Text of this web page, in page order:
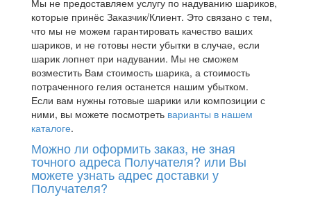
которые принёс Заказчик/Клиент. Это связано с тем,
что мы не можем гарантировать качество ваших
шариков, и не готовы нести убытки в случае, если
шарик лопнет при надувании. Мы не сможем
возместить Вам стоимость шарика, а стоимость
потраченного гелия останется нашим убытком.
Если вам нужны готовые шарики или композиции с
ними, вы можете посмотреть варианты в нашем
каталоге.
Можно ли оформить заказ, не зная
точного адреса Получателя? или Вы
можете узнать адрес доставки у
Получателя?